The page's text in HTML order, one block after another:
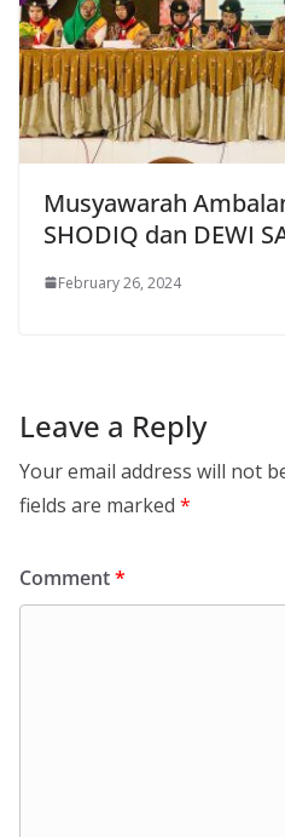
Musyawarah
SHODIQ dan DEWI
February 26, 2024
Leave a Reply
Your email address will not
fields are marked *
Comment*